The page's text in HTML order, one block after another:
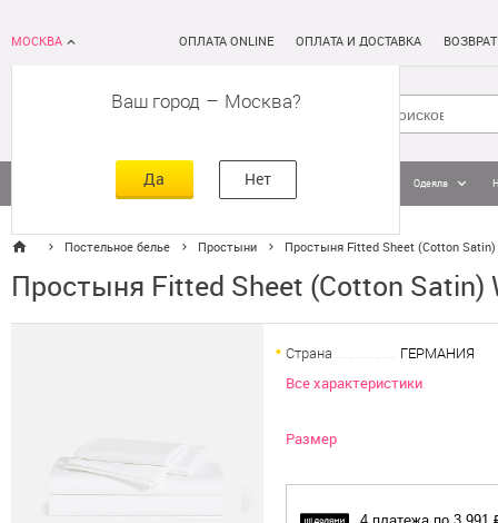
МОСКВА
Ваш город – Москва
Да Нет
ОПЛАТА ONLINE ОПЛАТА И ДОСТАВКА
Кровати Постельное белье Одеяла
Постельное белье Простыни Простыня Fitted Sheet (Cotton Satin)
Простыня Fitted Sheet (Cotton Satin)
Страна
ГЕРМАНИЯ
Все характеристики
Размер